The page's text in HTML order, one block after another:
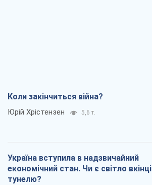
Коли закінчиться війна?
Юрій Хрістензен 5,6 т.
Україна вступила в надзвичайний
економічний стан. Чи є світло вкінці
тунелю?